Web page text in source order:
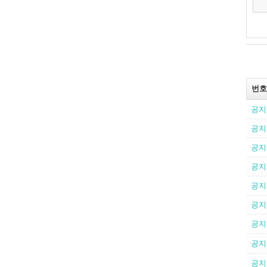
번호
공지
공지
공지
공지
공지
공지
공지
공지
공지